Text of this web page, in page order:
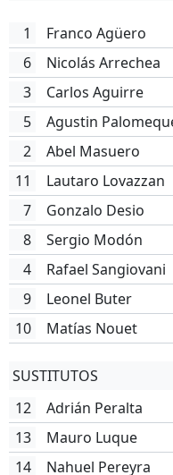
1
Franco Agüero
6
Nicolás Arrechea
3
Carlos Aguirre
5
Agustin
2
Abel Masuero
11
Lautaro Lovazzan
7
Gonzalo Desio
8
Sergio Modón
4
Rafael Sangiovani
9
Leonel Buter
10 Matías Nouet
SUSTITUTOS
12
Adrián Peralta
13
Mauro Luque
14 Nahuel Pereyra